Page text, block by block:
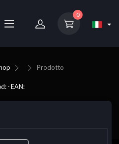
0
Prodotto
- EAN: